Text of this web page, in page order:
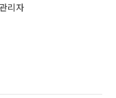
관리자